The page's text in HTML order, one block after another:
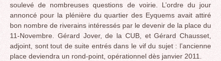
soulevé de nombreuses questions de voirie. L’ordre du jour
annoncé pour la plénière du quartier des Eyquems avait attiré
bon nombre de riverains intéressés par le devenir de la place du
11-Novembre. Gérard Jover, de la CUB, et Gérard Chausset,
adjoint, sont tout de suite entrés dans le vif du sujet : l’ancienne
place deviendra un rond-point, opérationnel dès janvier 2011.